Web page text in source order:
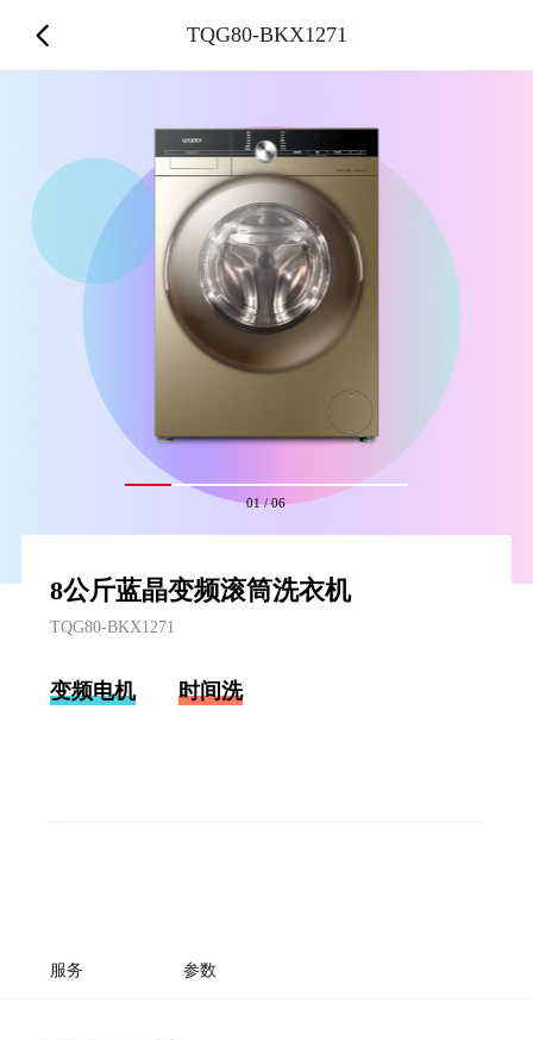
01/06
8公斤蓝晶变频滚筒洗衣机
TQG80-BKX1271
变频电机 时间洗
服务 参数
TQG80-BKX1271